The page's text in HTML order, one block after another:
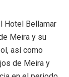
Hotel Bellamar
Meira y su
así como
de Meira y